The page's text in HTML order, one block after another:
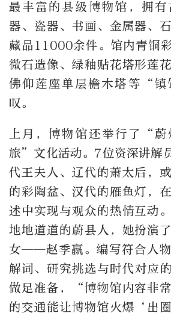
最丰富的县级博物馆，拥
器、瓷器、书画、金属器、
藏品11000余件。馆内青铜
微石造像、绿釉贴花塔形莲
佛仰莲座单层檐木塔等“
叹。
上月，博物馆还举行了“
旅”文化活动。7位资深讲解
代王夫人、辽代的萧太后，
的彩陶盆、汉代的雁鱼灯，
述中实现与观众的热情互动
地地道道的蔚县人，她扮演
女——赵季嬴。编写符合人
解词、研究挑选与时代对应
做足准备，“博物馆内容非
的交通能让博物馆火爆‘出